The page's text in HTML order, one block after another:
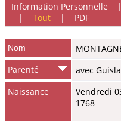
Information Personnelle
| Tout| PDF
Nom
Parenté
avec
Naissance
Vendredi
1768